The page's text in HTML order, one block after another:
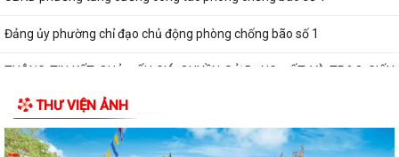
Đảng ủy phường chỉ đạo chủ động phòng chống bão số 1
THÔNG TIN KẾT QUẢ ĐẤU GIÁ QUYỀN SỬ DỤNG ĐẤT VÀ TRAO GIẤY
THÔNG BÁO Về việc công khai số điện thoại đường dây nóng và trang
thông tin tiếp nhận kiến nghị,...
THƯ VIỆN ẢNH